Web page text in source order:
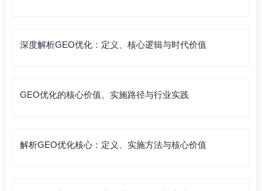
深度解析GEO优化：定义、核心逻辑与时代价值
GEO优化的核心价值、实施路径与行业实践
解析GEO优化核心：定义、实施方法与核心价值